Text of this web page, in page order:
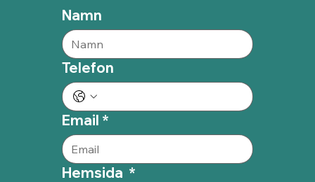
Namn
Telefon
Email *
Hemsida *